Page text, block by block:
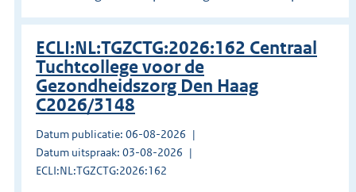
ECLI:NL:TGZCTG:2026:162 Centraal
Tuchtcollege voor de
Gezondheidszorg Den Haag
C2026/3148
Datum publicatie: 06-08-2026
Datum uitspraak: 03-08-2026
ECLI:NL:TGZCTG:2026:162